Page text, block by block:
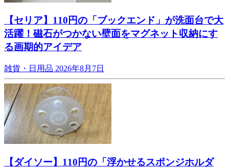
【セリア】110円の「ブックエンド」が洗面台で大
活躍！磁石がつかない壁面をマグネット収納にす
る画期的アイデア
雑貨・日用品 2026年8月7日
【ダイソー】110円の「浮かせるスポンジホルダ